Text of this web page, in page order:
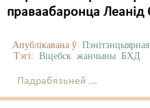
праваабаронца Леанід
Апублікавана ў
Тэгі: Віцебск жанчыны БХД
Падрабязьней ...